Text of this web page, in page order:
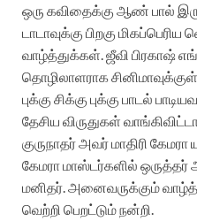
ஒரு கவிதைக்கு ஆண் பால்
டாடாவுக்கு பிறகு
வாழ்த்துக்கள். ஜீவி பிரகாஷ்
தொழிலாளராக
புக்கு சிக்கு புக்கு பாடல்
தேசிய விருதுகள்
குருநாதர் அவர் மாதிரி
கேமரா மாஸ்டர்களில்
மனிதர். அனைவருக்கும்
வெற்றி பெறட்டும் நன்றி.